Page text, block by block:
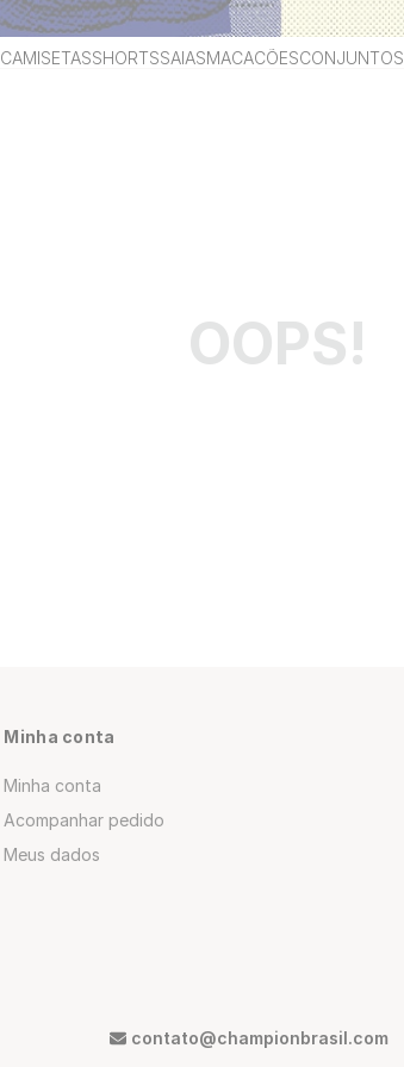
CAMISETASSHORTSSAIASMACACÕESCONJUNTOS
OOPS!
Minha conta
Minha conta
Acompanhar pedido
Meus dados
contato@championbrasil.com